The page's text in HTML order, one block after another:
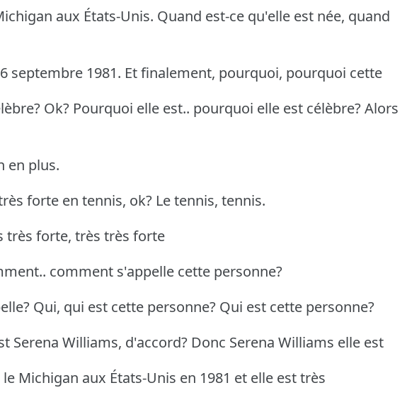
aux États-Unis. Quand est-ce qu'elle est née, quand
septembre 1981. Et finalement, pourquoi, pourquoi cette
Ok? Pourquoi elle est.. pourquoi elle est célèbre? Alors
en plus.
forte en tennis, ok? Le tennis, tennis.
très forte, très très forte
comment s'appelle cette personne?
Qui, qui est cette personne? Qui est cette personne?
Serena Williams, d'accord? Donc Serena Williams elle est
Michigan aux États-Unis en 1981 et elle est très